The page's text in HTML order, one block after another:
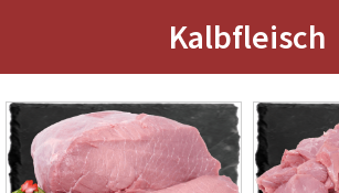
Kalbfleisch